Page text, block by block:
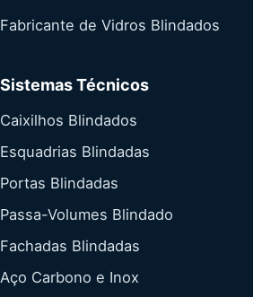
Fabricante de Vidros Blindados
Sistemas Técnicos
Caixilhos Blindados
Esquadrias Blindadas
Portas Blindadas
Passa-Volumes Blindado
Fachadas Blindadas
Aço Carbono e Inox